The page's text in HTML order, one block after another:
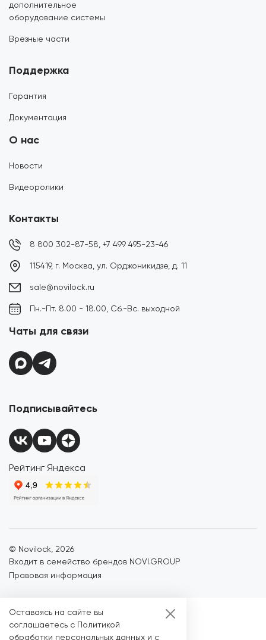
дополнительное
оборудование системы
Врезные части
Поддержка
Гарантия
Документация
О нас
Новости
Видеоролики
Контакты
8 800 302-87-58, +7 499 495-23-46
115419, г. Москва, ул. Орджоникидзе, д. 11
sale@novilock.ru
Пн.-Пт. 8.00 - 18.00, Сб.-Вс. выходной
Чаты для связи
Подписывайтесь
Рейтинг Яндекса
© Novilock, 2026
Входит в семейство брендов NOVI.GROUP
Правовая информация
Оставаясь на сайте вы
соглашаетесь с Политикой
обработки персональных данных и с